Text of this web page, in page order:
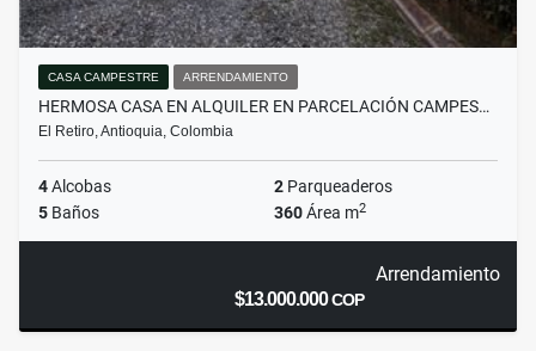
CASA CAMPESTRE ARRENDAMIENTO
HERMOSA CASA EN ALQUILER EN PARCELACIÓN CAMPES…
El Retiro, Antioquia, Colombia
4Alcobas 2 Parqueaderos
5 Baños 360Área m2
Arrendamiento
$13.000.000COP